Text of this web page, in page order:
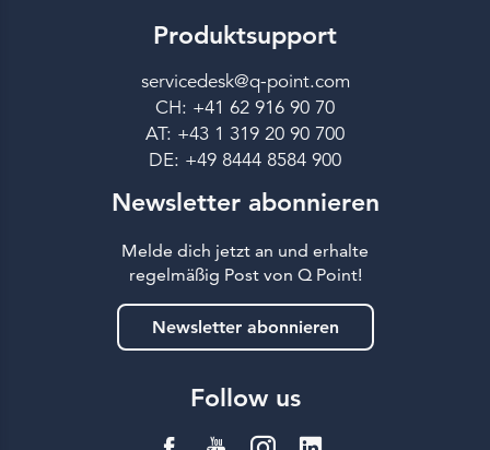
Produktsupport
servicedesk@q-point.com
CH: +41 62 916 90 70
AT: +43 1 319 20 90 700
DE: +49 8444 8584 900
Newsletter abonnieren
Melde dich jetzt an und erhalte
regelmäßig Post von Q Point!
Newsletter abonnieren
Follow us